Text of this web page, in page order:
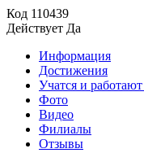
Код 110439
Действует Да
Информация
Достижения
Учатся и работают
Фото
Видео
Филиалы
Отзывы